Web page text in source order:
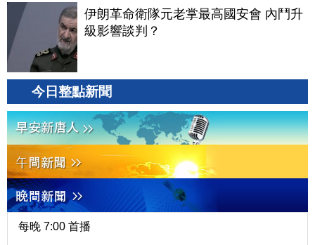
伊朗革命衛隊元老掌最高國安會 內鬥升
級影響談判？
今日整點新聞
每晚 7:00 首播